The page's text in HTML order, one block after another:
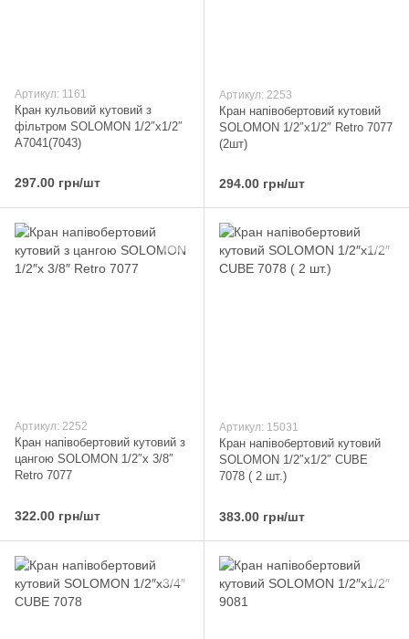
Артикул: 1161
Кран кульовий кутовий з
фільтром SOLOMON 1/2″x1/2″
А7041(7043)
297.00 грн/шт
Артикул: 2253
Кран напівобертовий кутовий
SOLOMON 1/2″х1/2″ Retro 7077
(2шт)
294.00 грн/шт
Артикул: 2252
Кран напівобертовий кутовий з
цангою SOLOMON 1/2″х 3/8″
Retro 7077
322.00 грн/шт
Артикул: 15031
Кран напівобертовий кутовий
SOLOMON 1/2″х1/2″ CUBE
7078 ( 2 шт.)
383.00 грн/шт